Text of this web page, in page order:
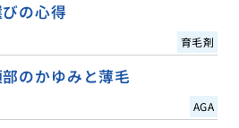
の心得
育毛剤
のかゆみと薄毛
AGA